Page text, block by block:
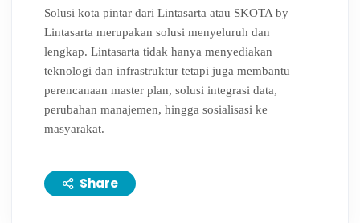
Solusi kota pintar dari Lintasarta atau SKOTA by
Lintasarta merupakan solusi menyeluruh dan
lengkap. Lintasarta tidak hanya menyediakan
teknologi dan infrastruktur tetapi juga membantu
perencanaan master plan, solusi integrasi data,
perubahan manajemen, hingga sosialisasi ke
masyarakat.
Share